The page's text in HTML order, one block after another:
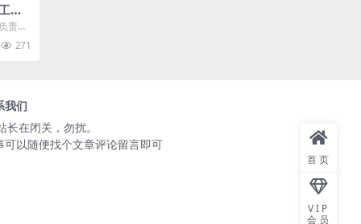
作
)责制
需
271
我们
在闭关，勿扰。
可以随便找个文章评论留言即可
首页
VIP
会员